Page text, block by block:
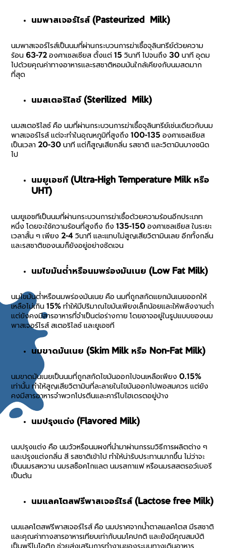
นมพาสเจอร์ไรส์ (Pasteurized Milk)
นมพาสเจอร์ไรส์เป็นนมที่ผ่านกระบวนการฆ่าเชื้อจุลินทรีย์ด้วยความ
ร้อน 63-72 องศาเซลเซียส ตั้งแต่ 15 วินาที ไปจนถึง 30 นาที อุดม
ไปด้วยคุณค่าทางอาหารและรสชาติหอมมันใกล้เคียงกับนมสดมาก
ที่สุด
นมสเตอริไลซ์ (Sterilized Milk)
นมสเตอริไลซ์ คือ นมที่ผ่านกระบวนการฆ่าเชื้อจุลินทรีย์เช่นเดียวกับนม
พาสเจอร์ไรส์ แต่จะทำในอุณหภูมิที่สูงถึง 100-135 องศาเซลเซียส
เป็นเวลา 20-30 นาที แต่ก็สูญเสียกลิ่น รสชาติ และวิตามินบางชนิด
ไป
นมยูเอชที (Ultra-High Temperature Milk หรือ
UHT)
นมยูเอชทีเป็นนมที่ผ่านกระบวนการฆ่าเชื้อด้วยความร้อนอีกประเภท
หนึ่ง โดยจะใช้ความร้อนที่สูงถึง ถึง 135-150 องศาเซลเซียส ในระยะ
เวลาสั้น ๆ เพียง 2-4 วินาที และแทบไม่สูญเสียวิตามินเลย อีกทั้งกลิ่น
และรสชาติของนมก็ยังอยู่อย่างชัดเจน
นมไขมันต่ำหรือนมพร่องมันเนย (Low Fat Milk)
นมไขมันต่ำหรือนมพร่องมันเนย คือ นมที่ถูกสกัดแยกมันเนยออกให้
เหลือไม่เกิน 15% ทำให้มีปริมาณไขมันเพียงเล็กน้อยและให้พลังงานต่ำ
แต่ยังคงมีสารอาหารที่จำเป็นต่อร่างกาย โดยอาจอยู่ในรูปแบบของนม
พาสเจอร์ไรส์ สเตอริไลซ์ และยูเอชที
นมขาดมันเนย (Skim Milk หรือ Non-Fat Milk)
นมขาดมันเนยเป็นนมที่ถูกสกัดไขมันออกไปจนเหลือเพียง 0.15%
เท่านั้น ทำให้สูญเสียวิตามินที่ละลายในไขมันออกไปพอสมควร แต่ยัง
คงมีสารอาหารจำพวกโปรตีนและคาร์โบไฮเดรตอยู่บ้าง
นมปรุงแต่ง (Flavored Milk)
นมปรุงแต่ง คือ นมวัวหรือนมผงที่นำมาผ่านกรรมวิธีการผลิตต่าง ๆ
และปรุงแต่งกลิ่น สี รสชาติเข้าไป ทำให้น่ารับประทานมากขึ้น ไม่ว่าจะ
เป็นนมรสหวาน นมรสช็อคโกแลต นมรสกาแฟ หรือนมรสสตรอว์เบอรี
เป็นต้น
นมแลคโตสฟรีพาสเจอร์ไรส์ (Lactose free Milk)
นมแลคโตสฟรีพาสเจอร์ไรส์ คือ นมปราศจากน้ำตาลแลคโตส มีรสชาติ
และคุณค่าทางสารอาหารเทียบเท่ากับนมโคปกติ และยังมีคุณสมบัติ